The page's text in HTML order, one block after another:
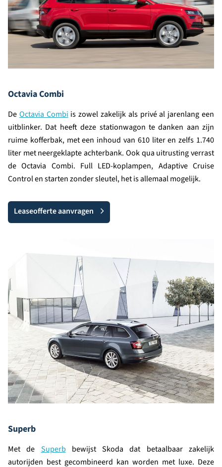
Octavia Combi
De Octavia Combi is zowel zakelijk als privé al jarenlang een
uitblinker. Dat heeft deze stationwagon te danken aan zijn
ruime kofferbak, met een inhoud van 610 liter en zelfs 1.740
liter met neergeklapte achterbank. Ook qua uitrusting verrast
de Octavia Combi. Full LED-koplampen, Adaptive Cruise
Control en starten zonder sleutel, het is allemaal mogelijk.
Leaseofferte aanvragen
Superb
Met de Superb bewijst Skoda dat betaalbaar zakelijk
autorijden best gecombineerd kan worden met luxe. Deze